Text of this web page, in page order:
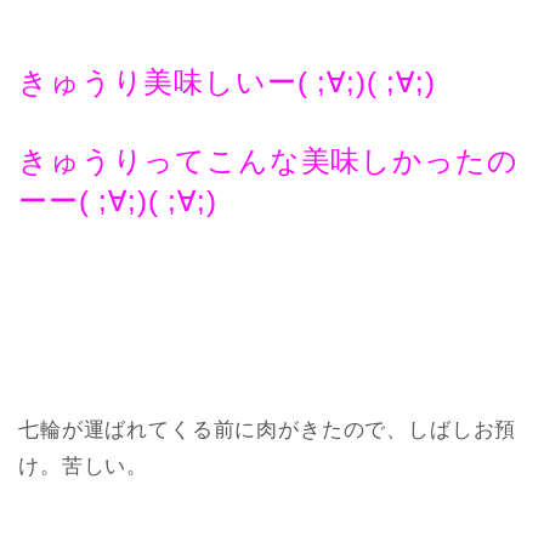
きゅうり美味しいー( ;∀;)( ;∀;)
きゅうりってこんな美味しかったの
ーー( ;∀;)( ;∀;)
七輪が運ばれてくる前に肉がきたので、しばしお預
け。苦しい。